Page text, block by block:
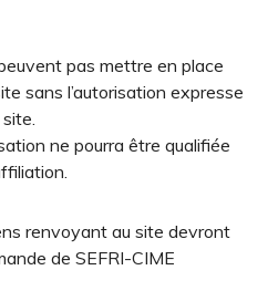
pas mettre en place
sans l’autorisation expresse
ne pourra être qualifiée
renvoyant au site devront
de SEFRI-CIME